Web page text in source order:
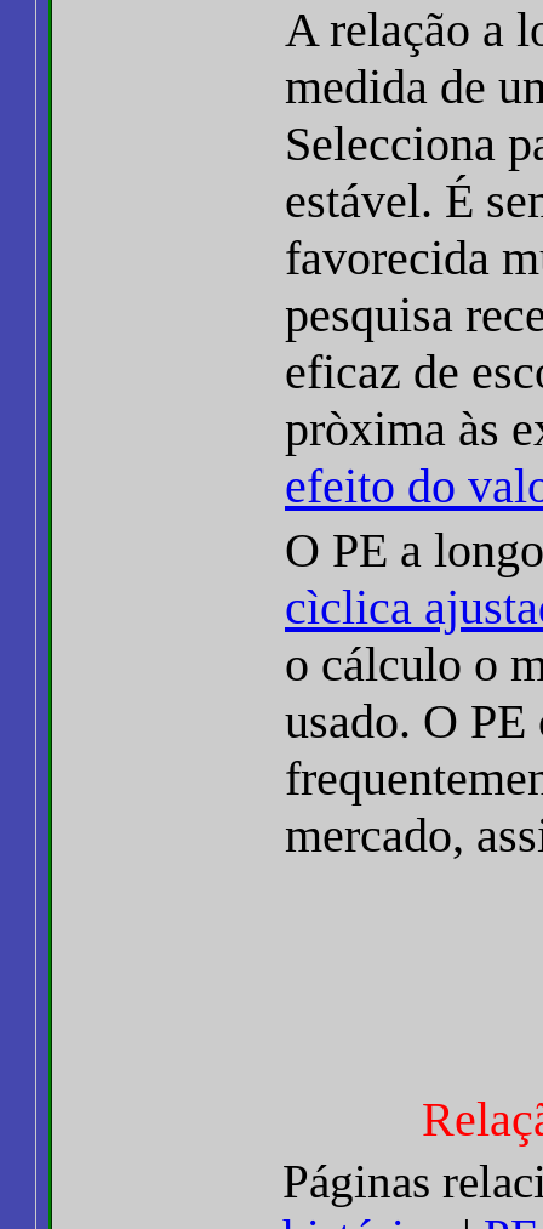
A relação a
medida de
Selecciona
estável. É
favorecida
pesquisa
eficaz de
pròxima às
efeito do
O PE a
cìclica
o cálculo o
usado. O
mercado,
Páginas